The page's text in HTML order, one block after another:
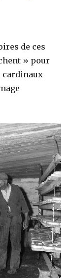
de ces
» pour
cardinaux